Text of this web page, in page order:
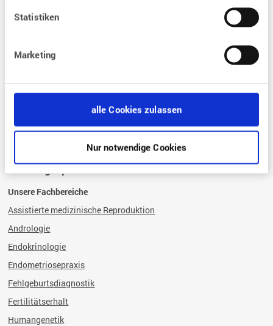
Statistiken
Marketing
alle Cookies zulassen
Nur notwendige Cookies
Leistungsspektrum
Unsere Fachbereiche
Assistierte medizinische Reproduktion
Andrologie
Endokrinologie
Endometriosepraxis
Fehlgeburtsdiagnostik
Fertilitätserhalt
Humangenetik